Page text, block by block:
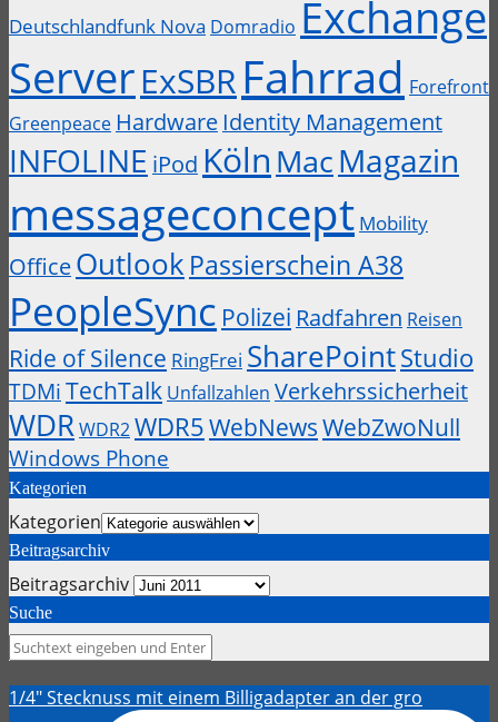
Deutschlandfunk Nova Domradio Exchange
ServerExSBR Fahrrad Forefront
Greenpeace Hardware Identity Management
INFOLINE iPod Köln MacMagazin
messageconcept Mobility
OfficeOutlook Passierschein A38
PeopleSync Polizei Radfahren Reisen
Ride of Silence RingFrei SharePointStudio
TDMi TechTalk Unfallzahlen Verkehrssicherheit
WDRWDR2WDR5WebNewsWebZwoNull
Windows Phone
Kategorien
Kategorien
Beitragsarchiv
Beitragsarchiv
Suche
1/4" Stecknuss mit einem Billigadapter an der gro